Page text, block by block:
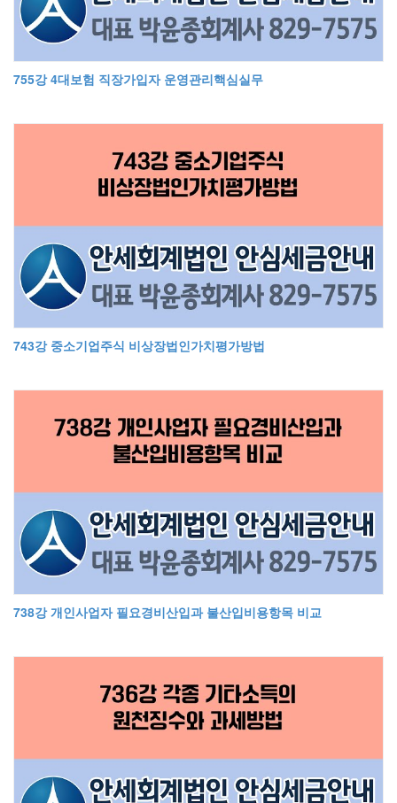
755강 4대보험 직장가입자 운영관리핵심실무
743강 중소기업주식 비상장법인가치평가방법
738강 개인사업자 필요경비산입과 불산입비용항목 비교